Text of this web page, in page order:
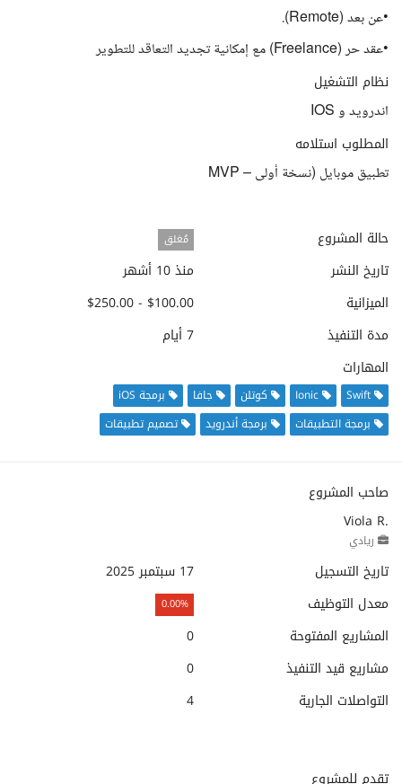
•عن بعد (Remote).
•عقد حر (Freelance) مع إمكانية تجديد التعاقد للتطوير
نظام التشغيل
اندرويد و IOS
المطلوب استلامه
تطبيق موبايل (نسخة أولى – MVP
حالة المشروع مُغلق
تاريخ النشر
منذ 10 أشهر
الميزانية
$100.00 - $250.00
مدة التنفيذ
7 أيام
المهارات
Swift
Ionic كوتلن جافا
برمجة iOS
برمجة التطبيقات
برمجة أندرويد تصميم تطبيقات
صاحب المشروع
Viola R.
ريادي
تاريخ التسجيل
17 سبتمبر 2025
معدل التوظيف
0.00%
المشاريع المفتوحة
0
مشاريع قيد التنفيذ
0
التواصلات الجارية
4
تقدم للمشروع